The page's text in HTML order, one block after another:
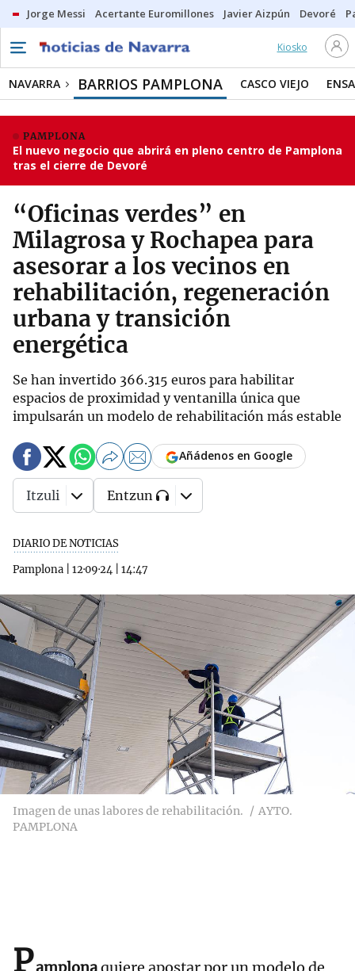
Jorge Messi Acertante Euromillones Javier Aizpún Devoré
Kiosko
NAVARRA BARRIOS PAMPLONA CASCO VIEJO
PAMPLONA
El nuevo negocio que abrirá en pleno centro de Pamplona
tras el cierre de Devoré
“Oficinas verdes” en
Milagrosa y Rochapea para
asesorar a los vecinos en
rehabilitación, regeneración
urbana y transición
energética
Se han invertido 366.315 euros para habilitar
espacios de proximidad y ventanilla única que
impulsarán un modelo de rehabilitación más estable
DIARIO DE NOTICIAS
Pamplona
12·09·24 14:47
Añádenos en Google
Itzuli Entzun
Imagen de unas labores de rehabilitación.
AYTO.
PAMPLONA
P